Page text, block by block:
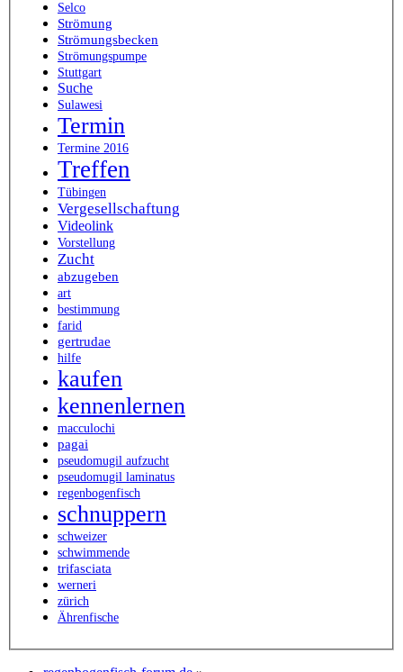
Selco
Strömung
Strömungsbecken
Strömungspumpe
Stuttgart
Suche
Sulawesi
Termin
Termine 2016
Treffen
Tübingen
Vergesellschaftung
Videolink
Vorstellung
Zucht
abzugeben
art
bestimmung
farid
gertrudae
hilfe
kaufen
kennenlernen
macculochi
pagai
pseudomugil aufzucht
pseudomugil laminatus
regenbogenfisch
schnuppern
schweizer
schwimmende
trifasciata
werneri
zürich
Ährenfische